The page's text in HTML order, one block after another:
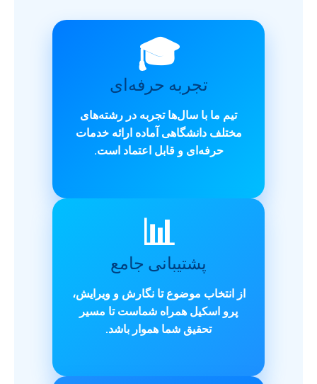
🎓
تجربه حرفه‌ای
تیم ما با سال‌ها تجربه در رشته‌های
مختلف دانشگاهی آماده ارائه خدمات
حرفه‌ای و قابل اعتماد است.
📊
پشتیبانی جامع
از انتخاب موضوع تا نگارش و ویرایش،
پرو اسکیل همراه شماست تا مسیر
تحقیق شما هموار باشد.